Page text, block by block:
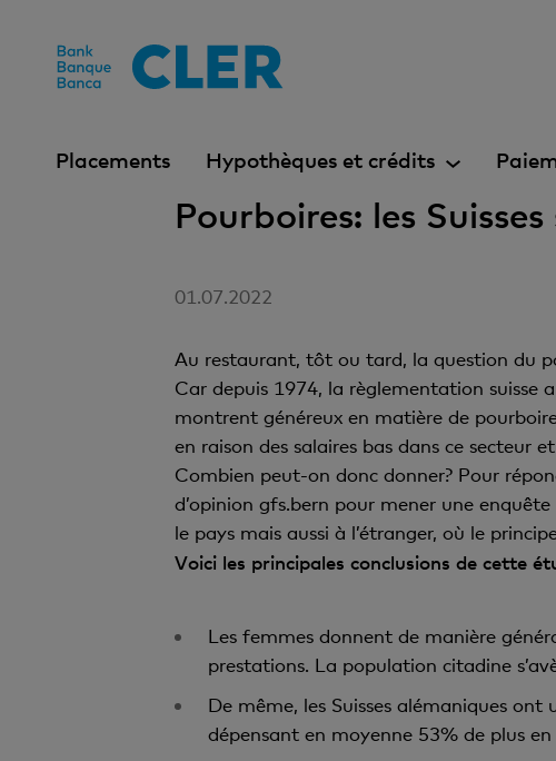
Placements Hypothèques et crédits
Pourboires: les
01.07.2022
Au restaurant, tôt ou tard, la question du
Car depuis 1974, la règlementation suisse
montrent généreux en matière de
en raison des salaires bas dans ce secteur
Combien peut-on donc donner? Pour
d’opinion gfs.bern pour mener une
le pays mais aussi à l’étranger, où le
Voici les principales conclusions de cette
Les femmes donnent de manière
prestations. La population citadine
De même, les Suisses alémaniques
dépensant en moyenne 53% de plus